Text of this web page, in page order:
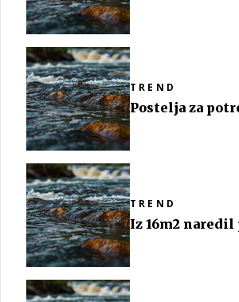
TREND
Postelja za
TREND
Iz 16m2 naredil